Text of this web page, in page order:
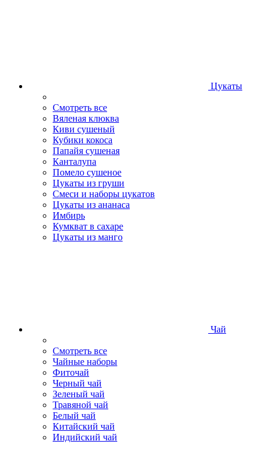
Цукаты
Смотреть все
Вяленая клюква
Киви сушеный
Кубики кокоса
Папайя сушеная
Канталупа
Помело сушеное
Цукаты из груши
Смеси и наборы цукатов
Цукаты из ананаса
Имбирь
Кумкват в сахаре
Цукаты из манго
Чай
Смотреть все
Чайные наборы
Фиточай
Черный чай
Зеленый чай
Травяной чай
Белый чай
Китайский чай
Индийский чай